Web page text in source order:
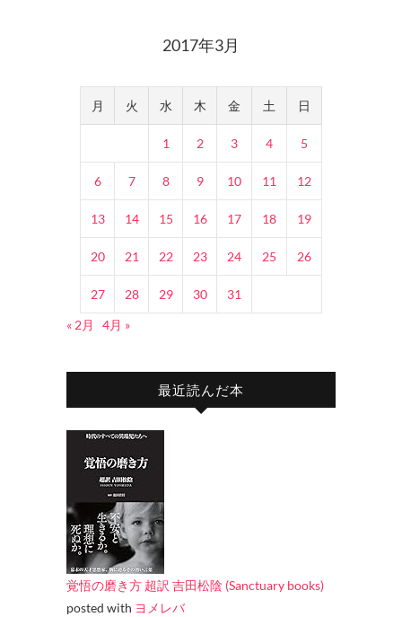
2017年3月
月 火 水 木 金 土 日
1 2 3 4 5
6 7 8 9 10 11 12
13 14 15 16 17 18 19
20 21 22 23 24 25 26
27 28 29 30
31
« 2月
4月 »
最近読んだ本
覚悟の磨き方 超訳 吉田松陰 (Sanctuary books)
posted with ヨメレバ